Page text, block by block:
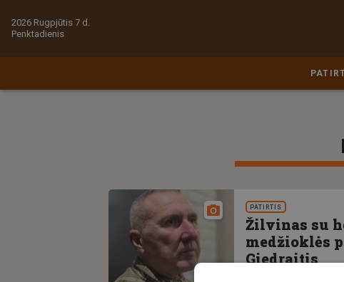
2026 Rugpjūtis 7 d.
Penktadienis
PATIRTIS
Žilvinas su
medžioklės
Giedraitis